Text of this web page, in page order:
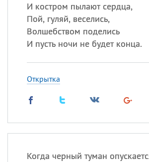
И костром пылают сердца,
Пой, гуляй, веселись,
Волшебством поделись
И пусть ночи не будет конца.
Открытка
Когда черный туман